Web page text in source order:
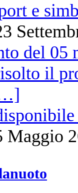
e
Maggio